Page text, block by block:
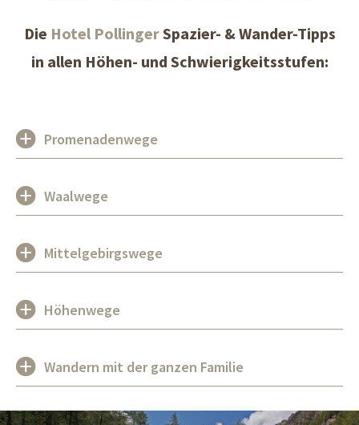
Die Hotel PollingerSpazier- & Wander-Tipps
in allen Höhen- und Schwierigkeitsstufen:
Promenadenwege
Waalwege
Mittelgebirgswege
Höhenwege
Wandern mit der ganzen Familie